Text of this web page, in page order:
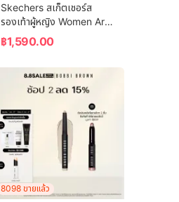
Skechers สเก็ตเชอร์ส
รองเท้าผู้หญิง Women Arch
Fit Vista 2.0 Sport Active
Shoes - 104760-WHT -
Air-Cooled Arch Fit
฿1,590.00
8098 ขายแล้ว